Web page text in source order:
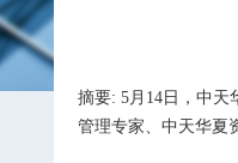
摘要: 5月14日，中
管理专家、中天华夏